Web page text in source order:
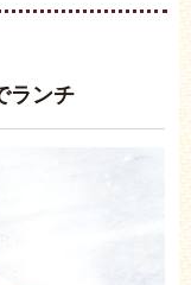
ランチ